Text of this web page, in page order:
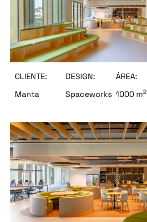
CLIENTE:
Manta
DESIGN:
Spaceworks
ÁREA:
1000 m2